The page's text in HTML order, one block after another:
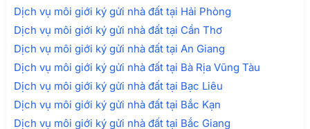
Dịch vụ môi giới ký gửi nhà đất tại Hải Phòng
Dịch vụ môi giới ký gửi nhà đất tại Cần Thơ
Dịch vụ môi giới ký gửi nhà đất tại An Giang
Dịch vụ môi giới ký gửi nhà đất tại Bà Rịa Vũng Tàu
Dịch vụ môi giới ký gửi nhà đất tại Bạc Liêu
Dịch vụ môi giới ký gửi nhà đất tại Bắc Kạn
Dịch vụ môi giới ký gửi nhà đất tại Bắc Giang